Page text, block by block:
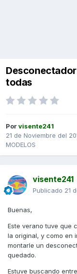
todas
Porvisente241
21 de Noviembre del
MODELOS
visente241
Publicado 21
Buenas,
Este verano tuve que
la original, y como en
montarle un
quedado.
Estuve buscando